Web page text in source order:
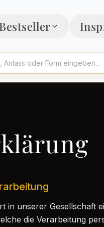
in unserer Gesellschaft
die Verarbeitung